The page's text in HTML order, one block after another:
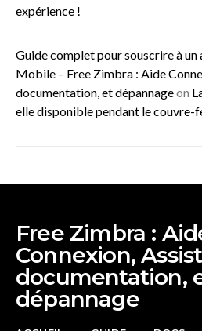
expérience !
Guide complet pour souscrire à un
Mobile – Free Zimbra : Aide
documentation, et dépannageon
elle disponible pendant le couvre-
Free Zimbra :
Connexion,
documentation,
dépannage